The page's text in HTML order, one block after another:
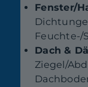
Fenster/
Feuchte-/
Dach &
Ziegel/